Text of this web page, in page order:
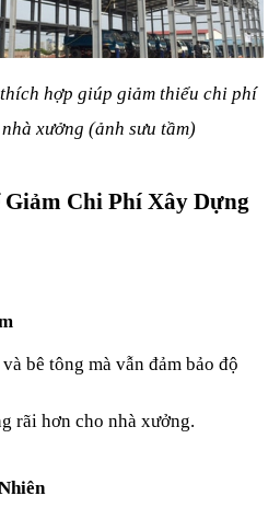
hợp giúp giảm thiểu chi phí
xưởng (ảnh sưu tầm)
Chi Phí Xây Dựng
bê tông mà vẫn đảm bảo độ
rãi hơn cho nhà xưởng.